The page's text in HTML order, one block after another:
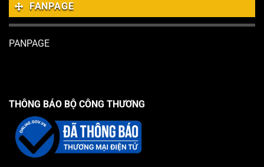
FANPAGE
PANPAGE
THÔNG BÁO BỘ CÔNG THƯƠNG